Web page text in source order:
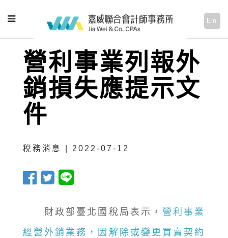
En
營利事業列報外
銷損失應提示文
件
稅務消息 | 2022-07-12
財政部臺北國稅局表示， 營利事業
經營外銷業務，因解除或變更買賣契約